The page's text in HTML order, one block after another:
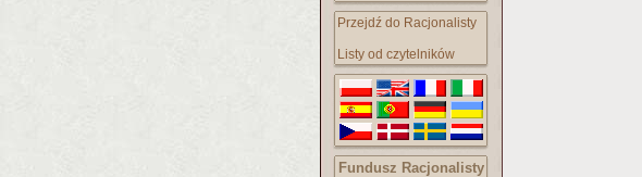
Przejdź do Racjonalisty
Listy od czytelników
Fundusz Racjonalisty